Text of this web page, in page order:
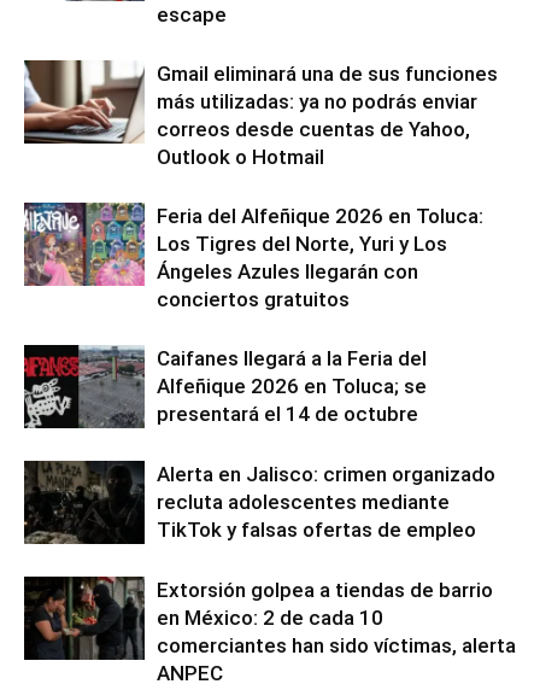
escape
Gmail eliminará una de sus funciones
más utilizadas: ya no podrás enviar
correos desde cuentas de Yahoo,
Outlook o Hotmail
Feria del Alfeñique 2026 en Toluca:
Los Tigres del Norte, Yuri y Los
Ángeles Azules llegarán con
conciertos gratuitos
Caifanes llegará a la Feria del
Alfeñique 2026 en Toluca; se
presentará el 14 de octubre
Alerta en Jalisco: crimen organizado
recluta adolescentes mediante
TikTok y falsas ofertas de empleo
Extorsión golpea a tiendas de barrio
en México: 2 de cada 10
comerciantes han sido víctimas, alerta
ANPEC